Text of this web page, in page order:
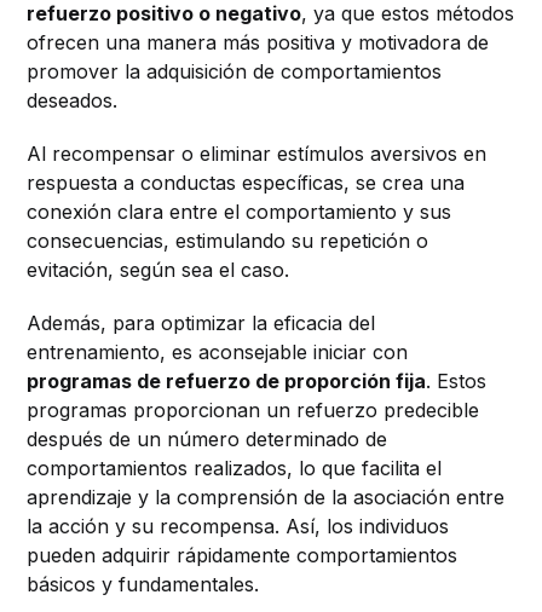
refuerzo positivo o negativo, ya que estos métodos
ofrecen una manera más positiva y motivadora de
promover la adquisición de comportamientos
deseados.
Al recompensar o eliminar estímulos aversivos en
respuesta a conductas específicas, se crea una
conexión clara entre el comportamiento y sus
consecuencias, estimulando su repetición o
evitación, según sea el caso.
Además, para optimizar la eficacia del
entrenamiento, es aconsejable iniciar con
programas de refuerzo de proporción fija. Estos
programas proporcionan un refuerzo predecible
después de un número determinado de
comportamientos realizados, lo que facilita el
aprendizaje y la comprensión de la asociación entre
la acción y su recompensa. Así, los individuos
pueden adquirir rápidamente comportamientos
básicos y fundamentales.